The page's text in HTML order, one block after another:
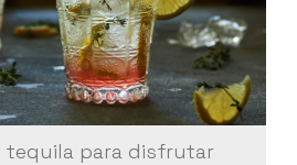
tequila para disfrutar